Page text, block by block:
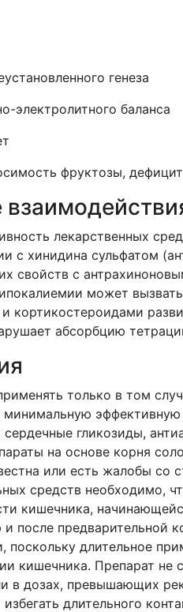
генеза
электролитного баланса
фруктозы,
лекарственных
с хинидина сульфатом
свойств с
может
кортикостероидами
абсорбцию
только в том
гликозиды,
на основе корня
или есть жалобы
средств необходимо,
кишечника,
после предварительной
поскольку длительное
кишечника. Препарат не
в дозах, превышающих
избегать длительного